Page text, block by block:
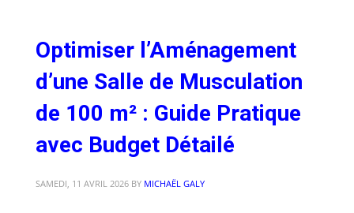
Optimiser l’Aménagement
d’une Salle de Musculation
de 100 m² : Guide Pratique
avec Budget Détailé
SAMEDI, 11 AVRIL 2026 BY MICHAËL GALY